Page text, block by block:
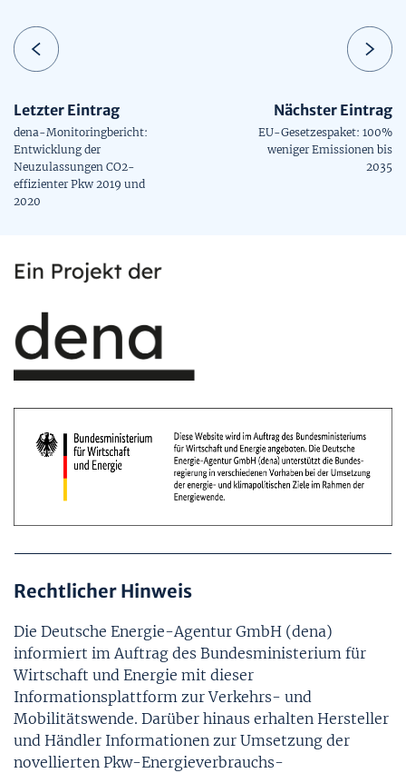
Letzter Eintrag
dena-Monitoringbericht:
Entwicklung der
Neuzulassungen CO2-
effizienter Pkw 2019 und
2020
Nächster Eintrag
EU-Gesetzespaket: 100%
weniger Emissionen bis
2035
Rechtlicher Hinweis
Die Deutsche Energie-Agentur GmbH (dena)
informiert im Auftrag des Bundesministerium für
Wirtschaft und Energie mit dieser
Informationsplattform zur Verkehrs- und
Mobilitätswende. Darüber hinaus erhalten Hersteller
und Händler Informationen zur Umsetzung der
novellierten Pkw-Energie­verbrauchs­